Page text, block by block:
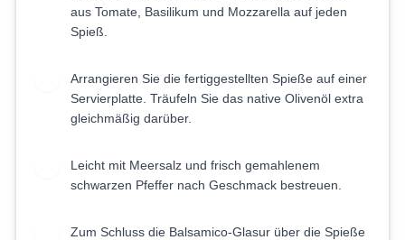
aus Tomate, Basilikum und Mozzarella auf jeden
Spieß.
Arrangieren Sie die fertiggestellten Spieße auf einer
Servierplatte. Träufeln Sie das native Olivenöl extra
gleichmäßig darüber.
Leicht mit Meersalz und frisch gemahlenem
schwarzen Pfeffer nach Geschmack bestreuen.
Zum Schluss die Balsamico-Glasur über die Spieße